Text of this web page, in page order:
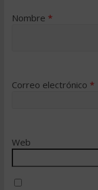
Nombre *
Correo electrónico *
Web